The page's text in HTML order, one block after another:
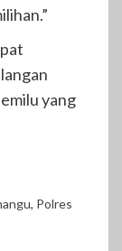
yang
, Polres